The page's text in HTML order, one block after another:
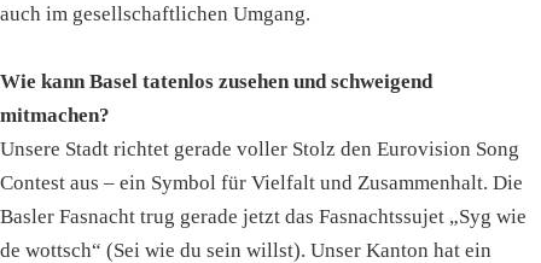
auch im gesellschaftlichen Umgang.
Wie kann Basel tatenlos zusehen und schweigend
mitmachen?
Unsere Stadt richtet gerade voller Stolz den Eurovision Song
Contest aus – ein Symbol für Vielfalt und Zusammenhalt. Die
Basler Fasnacht trug gerade jetzt das Fasnachtssujet „Syg wie
de wottsch“ (Sei wie du sein willst). Unser Kanton hat ein